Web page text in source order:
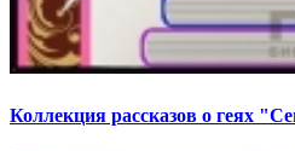
Коллекция рассказов о геях